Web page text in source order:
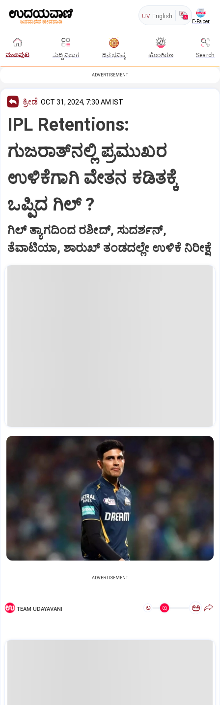
UV English
E-Paper
ಮುಖಪುಟ ಸುದ್ದಿ ವಿಭಾಗ ದಿನ ಭವಿಷ್ಯ ಹೊಂಗಿರಣ Search
ADVERTISEMENT
ಕ್ರೀಡೆ OCT 31, 2024, 7:30 AM IST
IPL Retentions:
ಗುಜರಾತ್‌ನಲ್ಲಿ ಪ್ರಮುಖರ
ಉಳಿಕೆಗಾಗಿ ವೇತನ ಕಡಿತಕ್ಕೆ
ಒಪ್ಪಿದ ಗಿಲ್‌ ?
ಗಿಲ್‌ ತ್ಯಾಗದಿಂದ ರಶೀದ್‌, ಸುದರ್ಶನ್‌,
ತೆವಾಟಿಯಾ, ಶಾರುಖ್‌ ತಂಡದಲ್ಲೇ ಉಳಿಕೆ ನಿರೀಕ್ಷೆ
ADVERTISEMENT
TEAM UDAYAVANI ಅ ಅ